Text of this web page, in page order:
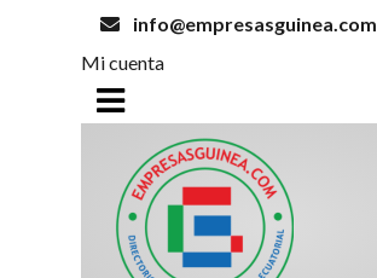
info@empresasguinea.com
Mi cuenta